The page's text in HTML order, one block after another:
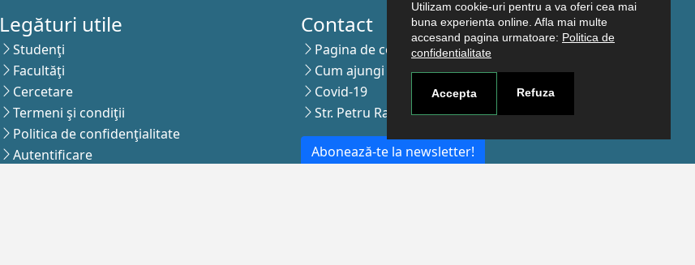
Utilizam cookie-uri pentru a va oferi cea mai
buna experienta online. Afla mai multe
accesand pagina urmatoare: Politica de
confidentialitate
Accepta Refuza
Legături utile
Studenţi
Facultăţi
Cercetare
Termeni şi condiţii
Politica de confidenţialitate
Autentificare
Contact
Pagina de contact
Cum ajungi aici
Covid-19
Str. Petru Rareş nr.2, Craiova, 200349
Abonează-te la newsletter!